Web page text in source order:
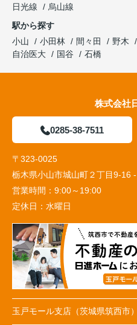
日光線
烏山線
駅から探す
小山
小田林 間々田 野木
自治医大
国谷 石橋
株式会社
0285-38-7511
〒323-0025
栃木県小山市城山町２丁目9-16
営業時間： 9:00～19:00
定休日： 水曜日
玉戸モール支店（茨城県筑西市）